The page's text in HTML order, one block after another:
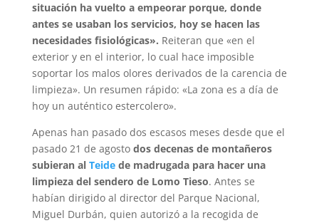
situación ha vuelto a empeorar porque, donde
antes se usaban los servicios, hoy se hacen las
necesidades fisiológicas». Reiteran que «en el
exterior y en el interior, lo cual hace imposible
soportar los malos olores derivados de la carencia de
limpieza». Un resumen rápido: «La zona es a día de
hoy un auténtico estercolero».
Apenas han pasado dos escasos meses desde que el
pasado 21 de agostodos decenas de montañeros
subieran al Teide de madrugada para hacer una
limpieza del sendero de Lomo Tieso. Antes se
habían dirigido al director del Parque Nacional,
Miguel Durbán, quien autorizó a la recogida de